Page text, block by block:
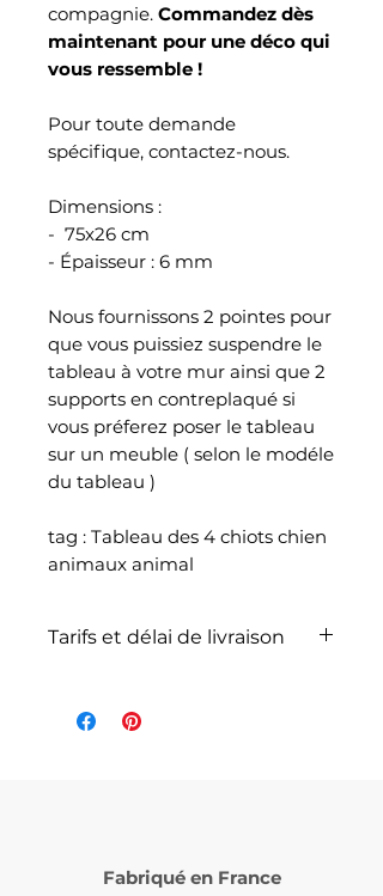
compagnie. Commandez dès
maintenant pour une déco qui
vous ressemble !
Pour toute demande
spécifique, contactez-nous.
Dimensions :
- 75x26 cm
- Épaisseur : 6 mm
Nous fournissons 2 pointes pour
que vous puissiez suspendre le
tableau à votre mur ainsi que 2
supports en contreplaqué si
vous préferez poser le tableau
sur un meuble ( selon le modéle
du tableau )
tag : Tableau des 4 chiots chien
animaux animal
Tarifs et délai de livraison
comprise dans le prix de
de votre commande (
Fabriqué en France